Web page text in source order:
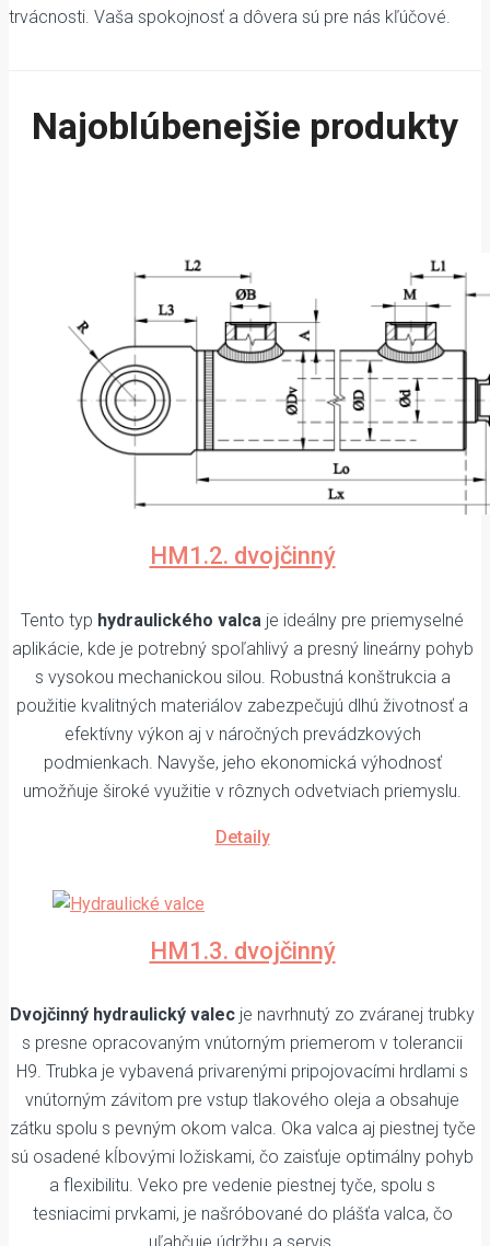
trvácnosti. Vaša spokojnosť a dôvera sú pre nás kľúčové.
Najoblúbenejšie produkty
HM1.2. dvojčinný
Tento typ hydraulického valca je ideálny pre priemyselné
aplikácie, kde je potrebný spoľahlivý a presný lineárny pohyb
s vysokou mechanickou silou. Robustná konštrukcia a
použitie kvalitných materiálov zabezpečujú dlhú životnosť a
efektívny výkon aj v náročných prevádzkových
podmienkach. Navyše, jeho ekonomická výhodnosť
umožňuje široké využitie v rôznych odvetviach priemyslu.
Detaily
HM1.3. dvojčinný
Dvojčinný hydraulický valec je navrhnutý zo zváranej trubky
s presne opracovaným vnútorným priemerom v tolerancii
H9. Trubka je vybavená privarenými pripojovacími hrdlami s
vnútorným závitom pre vstup tlakového oleja a obsahuje
zátku spolu s pevným okom valca. Oka valca aj piestnej tyče
sú osadené kĺbovými ložiskami, čo zaisťuje optimálny pohyb
a flexibilitu. Veko pre vedenie piestnej tyče, spolu s
tesniacimi prvkami, je našróbované do plášťa valca, čo